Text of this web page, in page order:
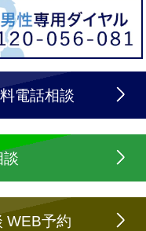
電話相談
談
WEB予約